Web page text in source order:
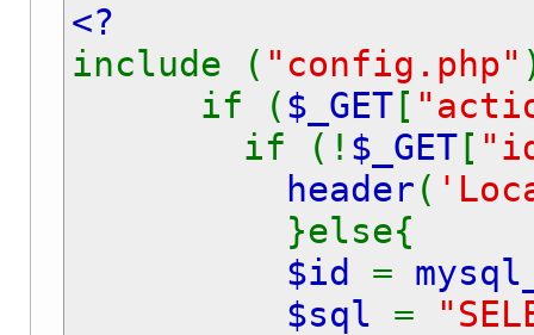
<?
include ( "config.php"
if ( $_GET [
if (! $_GET [
header (
}else{
$id =
$sql =